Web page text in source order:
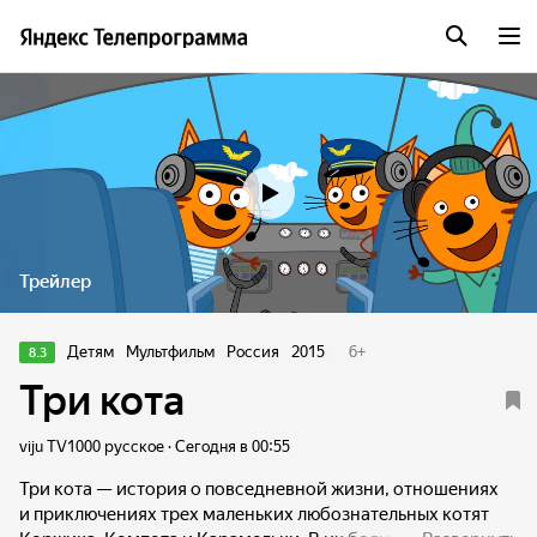
Трейлер
8.3 Детям Мультфильм Россия 2015 6+
Три кота
viju TV1000 русское · Сегодня в 00:55
Три кота — история о повседневной жизни, отношениях
и приключениях трех маленьких любознательных котят